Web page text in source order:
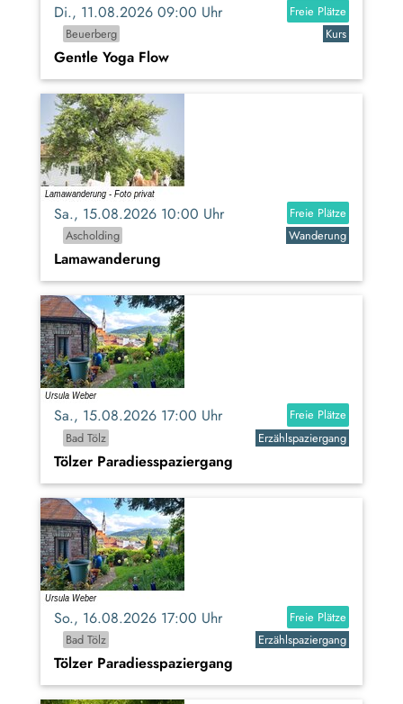
Di., 11.08.2026 09:00 Uhr
Freie Plätze
Beuerberg
Kurs
Gentle Yoga Flow
Sa., 15.08.2026 10:00 Uhr
Freie Plätze
Ascholding
Wanderung
Lamawanderung
Sa., 15.08.2026 17:00 Uhr
Freie Plätze
Bad Tölz
Erzählspaziergang
Tölzer Paradiesspaziergang
So., 16.08.2026 17:00 Uhr
Freie Plätze
Bad Tölz
Erzählspaziergang
Tölzer Paradiesspaziergang